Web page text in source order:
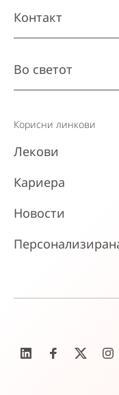
Контакт
Во светот
Корисни линкови
Лекови
Кариера
Новости